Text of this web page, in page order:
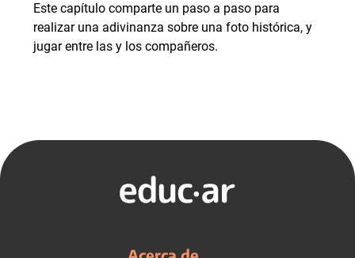
Este capítulo comparte un paso a paso para
realizar una adivinanza sobre una foto histórica, y
jugar entre las y los compañeros.